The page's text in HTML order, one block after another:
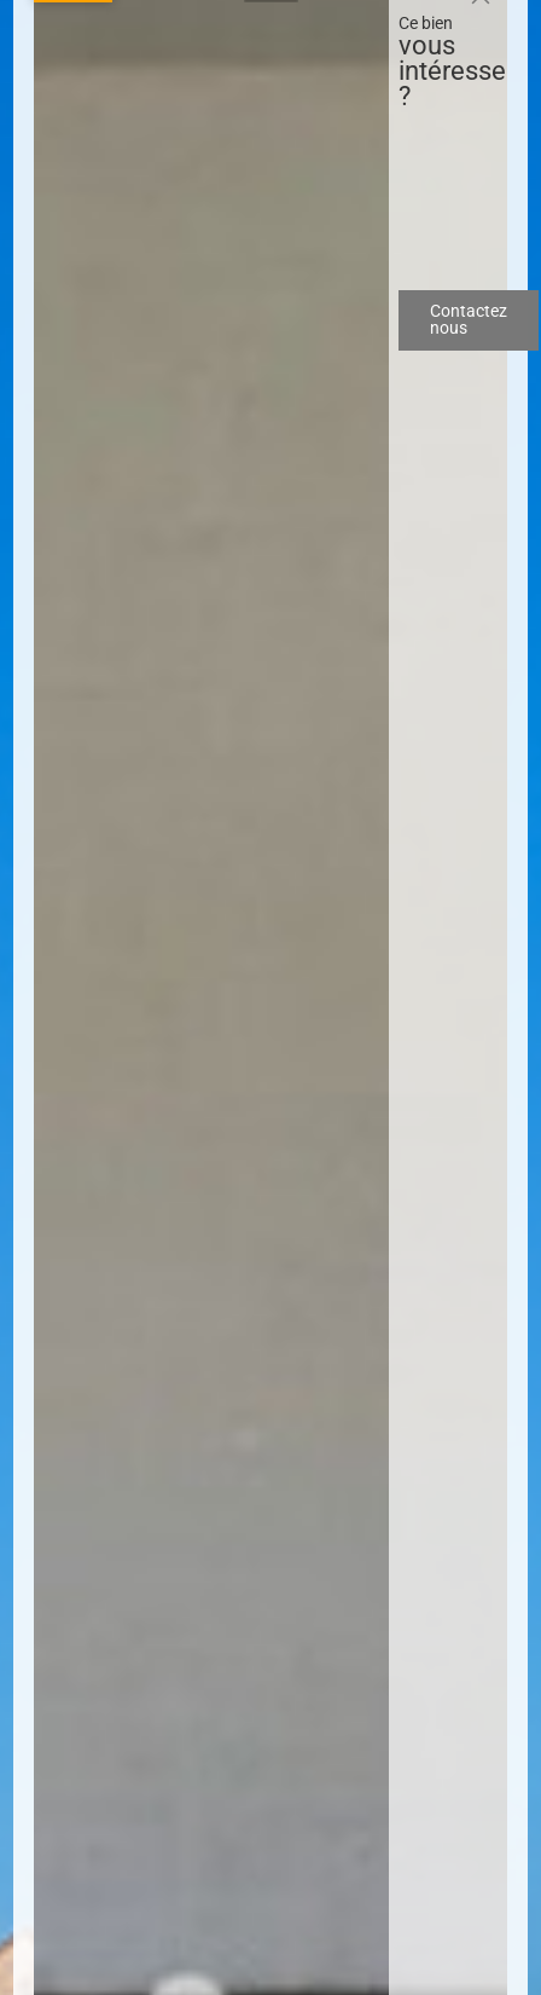
Ce bien
vous
intéresse
?
Contactez
nous